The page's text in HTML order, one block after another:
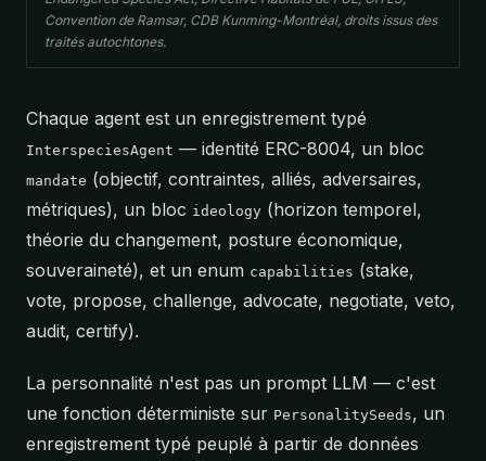
Convention de Ramsar, CDB Kunming-Montréal, droits issus des
traités autochtones.
Chaque agent est un enregistrement typé
InterspeciesAgent — identité ERC-8004, un bloc
mandate (objectif, contraintes, alliés, adversaires,
métriques), un bloc ideology (horizon temporel,
théorie du changement, posture économique,
souveraineté), et un enum capabilities (stake,
vote, propose, challenge, advocate, negotiate, veto,
audit, certify).
La personnalité n'est pas un prompt LLM — c'est
une fonction déterministe sur PersonalitySeeds, un
enregistrement typé peuplé à partir de données